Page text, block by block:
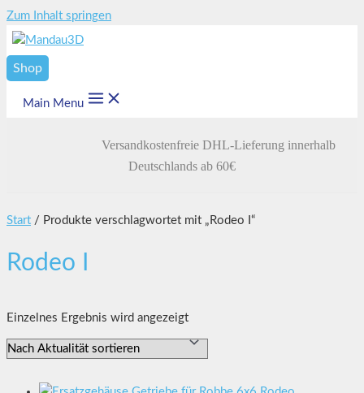
Zum Inhalt springen
Shop
Main Menu
Versandkostenfreie DHL-Lieferung innerhalb
Deutschlands ab 60€
Start / Produkte verschlagwortet mit „Rodeo I“
Rodeo I
Einzelnes Ergebnis wird angezeigt